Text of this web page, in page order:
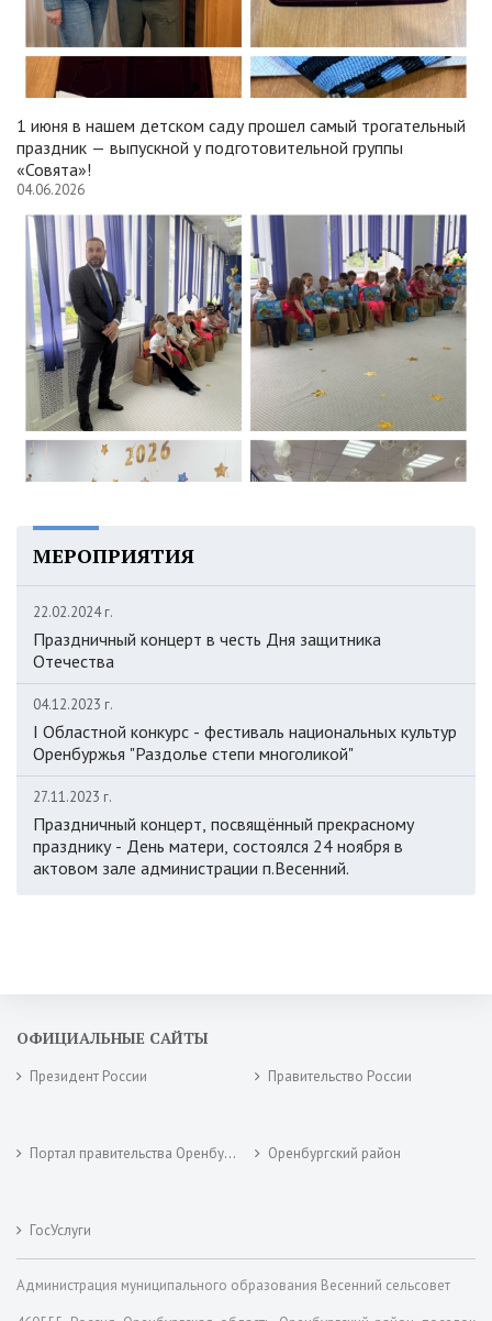
1 июня в нашем детском саду прошел самый трогательный
праздник — выпускной у подготовительной группы
«Совята»!
04.06.2026
МЕРОПРИЯТИЯ
22.02.2024 г.
Праздничный концерт в честь Дня защитника
Отечества
04.12.2023 г.
I Областной конкурс - фестиваль национальных культур
Оренбуржья "Раздолье степи многоликой"
27.11.2023 г.
Праздничный концерт, посвящённый прекрасному
празднику - День матери, состоялся 24 ноября в
актовом зале администрации п.Весенний.
ОФИЦИАЛЬНЫЕ САЙТЫ
Президент России Правительство России
Портал правительства Оренбургской области Оренбургский район
ГосУслуги
Администрация муниципального образования Весенний сельсовет